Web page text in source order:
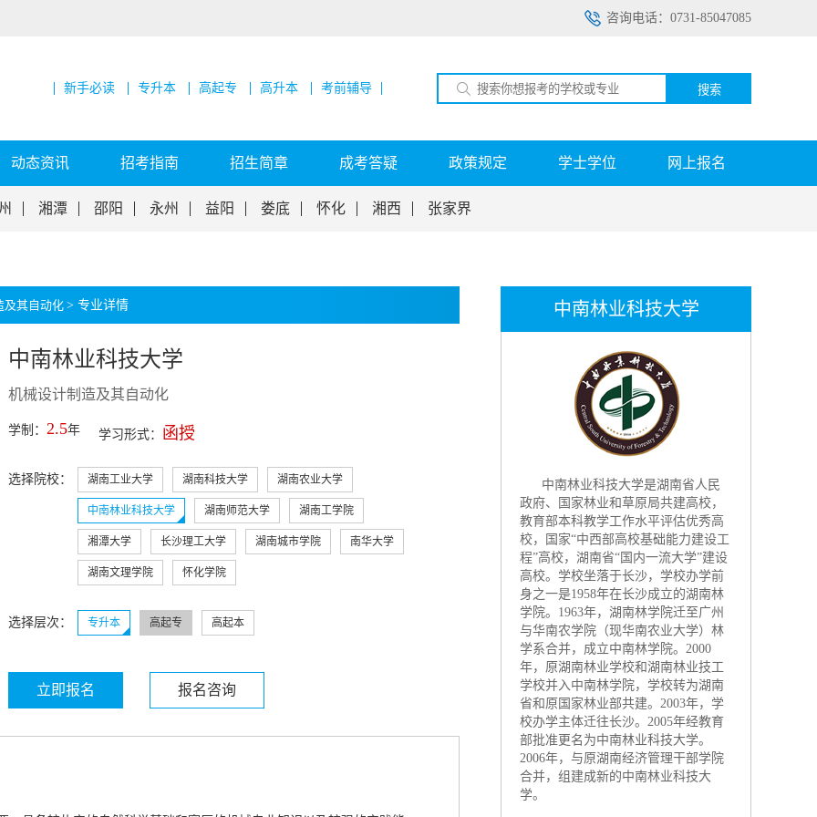
咨询电话：0731-85047085
新手必读 专升本 高起专 高升本 考前辅导 搜索
动态资讯 招考指南 招生简章 成考答疑 政策规定 学士学位 网上报名
湘潭 邵阳 永州 益阳 娄底 怀化 湘西 张家界
及其自动化 > 专业详情
中南林业科技大学
机械设计制造及其自动化
学制： 2.5年 学习形式： 函授
选择院校： 湖南工业大学 湖南科技大学 湖南农业大学
中南林业科技大学 湖南师范大学 湖南工学院
湘潭大学 长沙理工大学 湖南城市学院 南华大学
湖南文理学院 怀化学院
选择层次： 专升本 高起专 高起本
立即报名 报名咨询
中南林业科技大学
中南林业科技大学是湖南省人民
政府、国家林业和草原局共建高校，
教育部本科教学工作水平评估优秀高
校，国家“中西部高校基础能力建设工
程”高校，湖南省“国内一流大学”建设
高校。学校坐落于长沙，学校办学前
身之一是1958年在长沙成立的湖南林
学院。1963年，湖南林学院迁至广州
与华南农学院（现华南农业大学）林
学系合并，成立中南林学院。2000
年，原湖南林业学校和湖南林业技工
学校并入中南林学院，学校转为湖南
省和原国家林业部共建。2003年，学
校办学主体迁往长沙。2005年经教育
部批准更名为中南林业科技大学。
2006年，与原湖南经济管理干部学院
合并，组建成新的中南林业科技大
学。